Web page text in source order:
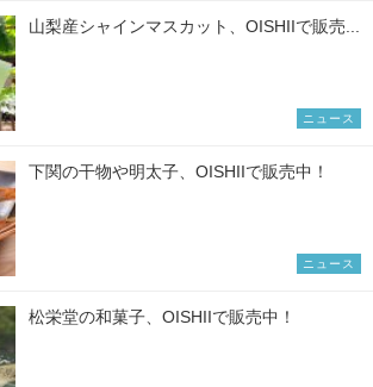
山梨産シャインマスカット、OISHIIで販売...
ニュース
下関の干物や明太子、OISHIIで販売中！
ニュース
松栄堂の和菓子、OISHIIで販売中！